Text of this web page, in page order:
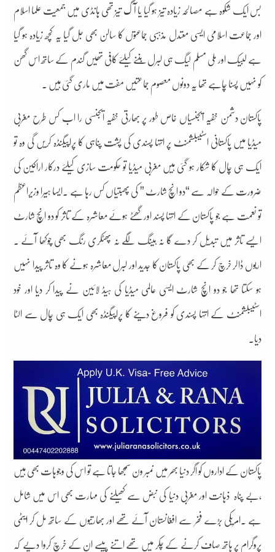
بس ایک شکوہ ہے مصالحہ زیادہ تیز ہو گیا یا آگ تیز تھی ہانڈی میں جمعیت علما اسلام
اور جماعت اسلامی ایسی معتدل مذہبی جماعتوں کا سالن بھی جل گیا یہ کچھ زیادہ ہو گیا
ہے لبیک اور ملی مسلم لیگ ہی لبرل بننے کیلئے کافی تھیں گندم کے ساتھ اس گھن
کو نہیں پسنا چاہے تھا یہ دونوں معصوم جماعتیں مفت میں ماری گئی ہیں ۔
پاکستان دشمن خفیہ ایجنسیاں خاص طور پر بھارتی خفیہ ایجنسی را اب کس طرح مغربی
میڈیا میں پاکستانی اسٹیبلشمنٹ پر انتہا پسندی کی پشت پناہی کا پراپیگنڈہ کریں گی وہ تو
ایک ہی چال کا شکار ہو گئی ہیں مغربی میڈیا تو حکومت سازی کیلئے درکار اراکین کی
ضرورت کے حوالہ سے “دو انچ شارٹ ” کی پھبتیاں کس رہا ہے ۔ایسا ہیرا وزیراعظم
تو نعمت ہے جو پاکستان کے انتہا پسند اور گھٹے ہوئے معاشرہ کے تاثر کو دو انچ شارٹ
ایسے تاثر میں تبدیل کر دے گا نہ ہینگ لگے نہ پھٹکری رنگ بھی چوکھا آئے ۔
اربوں ڈالر خرچ کر کے بھی پاکستان کا جدید اور لبرل معاشرہ ہونے کا وہ تاثر پیدا نہیں
ہو سکتا تھا جو دو انچ شارٹ ایسی عالمی میڈیا کی ہیڈ لائین نے پیدا کر دیا اور خود
اسٹیبلشمنٹ کے انتہا پسندی کو فروغ دینے کا پراپیگنڈہ بھی ایک ہی چال سے الٹا
دیا۔
پاکستان کے اداروں کو اگر دنیا بھر میں نمبر ون سمجھا جاتا ہے تو اس کی وجوہات بھی ہیں
،بے پناہ ذہانت اور مغربی دنیا کی نبض سے کھیلنے کی مہارت بھی اس میں شامل
ہے ۔امریکی بڑے فخر سے افغانستان آئے تھے اور بھارتیوں کے ساتھ مل کر ایٹمی
پروگرام پر ہاتھ صاف کرنے کے چکر میں تھے اتنے پیسے ان کے خرچ کروا دیے کہ